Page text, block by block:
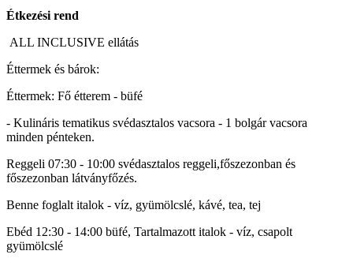
Étkezési rend
ALL INCLUSIVE ellátás
Éttermek és bárok:
Éttermek: Fő étterem - büfé
- Kulináris tematikus svédasztalos vacsora - 1 bolgár vacsora
minden pénteken.
Reggeli 07:30 - 10:00 svédasztalos reggeli,főszezonban és
főszezonban látványfőzés.
Benne foglalt italok - víz, gyümölcslé, kávé, tea, tej
Ebéd 12:30 - 14:00 büfé, Tartalmazott italok - víz, csapolt
gyümölcslé